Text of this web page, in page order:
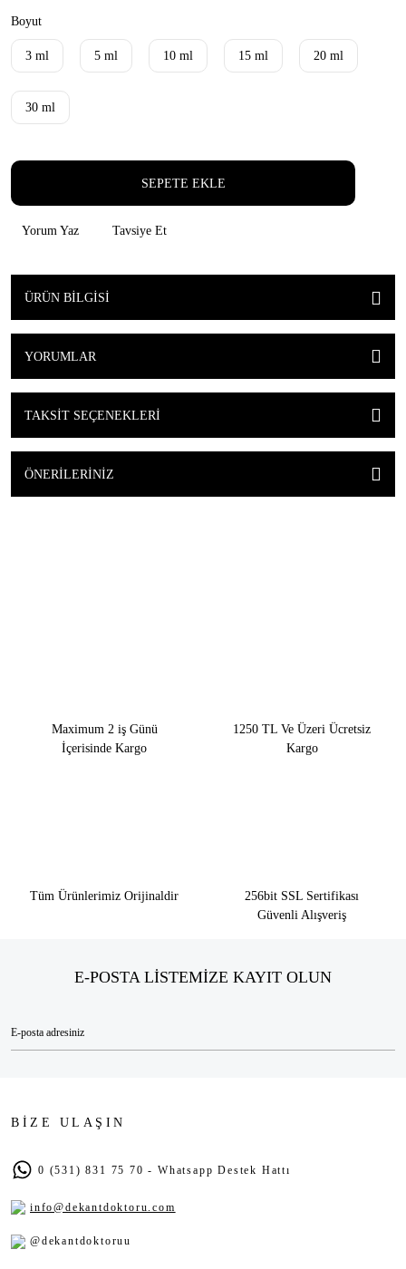
Boyut
3 ml 5 ml 10 ml 15 ml 20 ml
30 ml
SEPETE EKLE
Yorum Yaz Tavsiye Et
ÜRÜN BILGISI
YORUMLAR
TAKSIT SEÇENEKLERI
ÖNERILERINIZ
Maximum 2 iş Günü
İçerisinde Kargo
1250 TL Ve Üzeri Ücretsiz
Kargo
Tüm Ürünlerimiz Orijinaldir
256bit SSL Sertifikası
Güvenli Alışveriş
E-POSTA LİSTEMİZE KAYIT OLUN
BİZE ULAŞIN
0 (531) 831 75 70 - Whatsapp Destek Hattı
info@dekantdoktoru.com
@dekantdoktoruu